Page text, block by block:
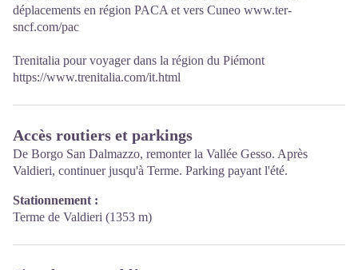
déplacements en région PACA et vers Cuneo www.ter-
sncf.com/pac
Trenitalia pour voyager dans la région du Piémont
https://www.trenitalia.com/it.html
Accès routiers et parkings
De Borgo San Dalmazzo, remonter la Vallée Gesso. Après
Valdieri, continuer jusqu'à Terme. Parking payant l'été.
Stationnement :
Terme de Valdieri (1353 m)